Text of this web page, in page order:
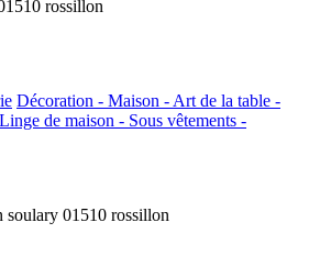
rossillon
Décoration - Maison - Art de la table -
de maison - Sous vêtements -
soulary 01510 rossillon